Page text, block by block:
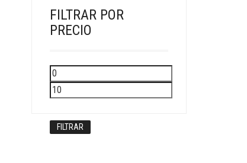
FILTRAR POR
PRECIO
Precio
mínimo
Precio
máximo
FILTRAR